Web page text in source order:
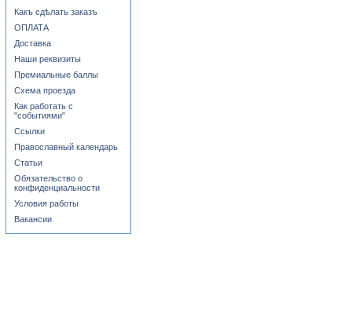
Какъ сдѣлать заказъ
ОПЛАТА
Доставка
Наши реквизиты
Премиальные баллы
Схема проезда
Как работать с
"событиями"
Ссылки
Православный календарь
Статьи
Обязательство о
конфиденциальности
Условия работы
Вакансии